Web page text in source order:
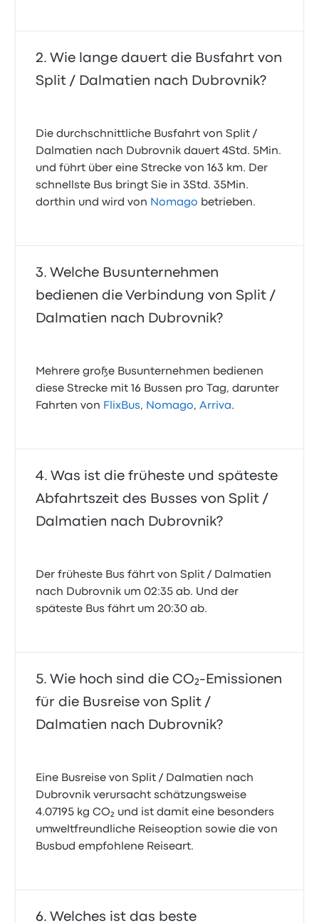
Wie lange dauert die Busfahrt von
Split / Dalmatien nach Dubrovnik?
Die durchschnittliche Busfahrt von Split /
Dalmatien nach Dubrovnik dauert 4Std. 5Min.
und führt über eine Strecke von 163 km. Der
schnellste Bus bringt Sie in 3Std. 35Min.
dorthin und wird von Nomago betrieben.
Welche Busunternehmen
bedienen die Verbindung von Split /
Dalmatien nach Dubrovnik?
Mehrere große Busunternehmen bedienen
diese Strecke mit 16 Bussen pro Tag, darunter
Fahrten von FlixBus, Nomago,Arriva.
Was ist die früheste und späteste
Abfahrtszeit des Busses von Split /
Dalmatien nach Dubrovnik?
Der früheste Bus fährt von Split / Dalmatien
nach Dubrovnik um 02:35 ab. Und der
späteste Bus fährt um 20:30 ab.
Wie hoch sind die CO₂-Emissionen
für die Busreise von Split /
Dalmatien nach Dubrovnik?
Eine Busreise von Split / Dalmatien nach
Dubrovnik verursacht schätzungsweise
4.07195 kg CO₂ und ist damit eine besonders
umweltfreundliche Reiseoption sowie die von
Busbud empfohlene Reiseart.
Welches ist das beste